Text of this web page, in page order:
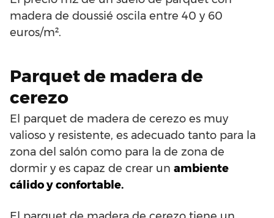
madera de doussié oscila entre 40 y 60
euros/m².
Parquet de madera de
cerezo
El parquet de madera de cerezo es muy
valioso y resistente, es adecuado tanto para la
zona del salón como para la de zona de
dormir y es capaz de crear un ambiente
cálido y confortable.